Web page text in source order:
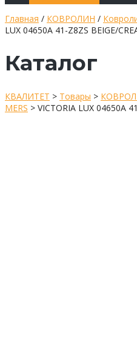
Главная / КОВРОЛИН /
LUX 04650A 41-Z8ZS BEIGE/
Каталог
КВАЛИТЕТ > Товары >
MERS > VICTORIA LUX 04650A